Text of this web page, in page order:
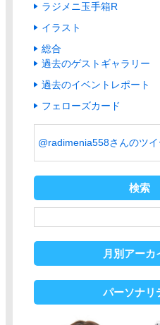
ラジメニ玉手箱R
イラスト
総合
過去のゲストギャラリー
過去のイベントレポート
フェローズカード
@radimenia558さんのツイ
検索
月別アーカ
パーソナリ